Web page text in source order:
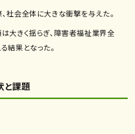
社会全体に大きな衝撃を与えた。
大きく揺らぎ、障害者福祉業界全
結果となった。
と課題